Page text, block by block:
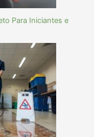
Para Iniciantes e